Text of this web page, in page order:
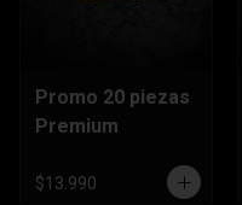
Promo 20 piezas
Premium
$13.990